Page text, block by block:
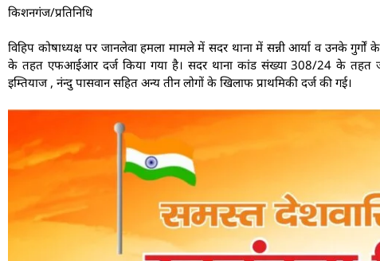
किशनगंज/प्रतिनिधि
विहिप कोषाध्यक्ष पर जानलेवा हमला मामले में सदर थाना में सन्नी आर्या व उनके
के तहत एफआईआर दर्ज किया गया है। सदर थाना कांड संख्या 308/24 के तहत
इम्तियाज , नंन्दु पासवान सहित अन्य तीन लोगों के खिलाफ प्राथमिकी दर्ज की गई।